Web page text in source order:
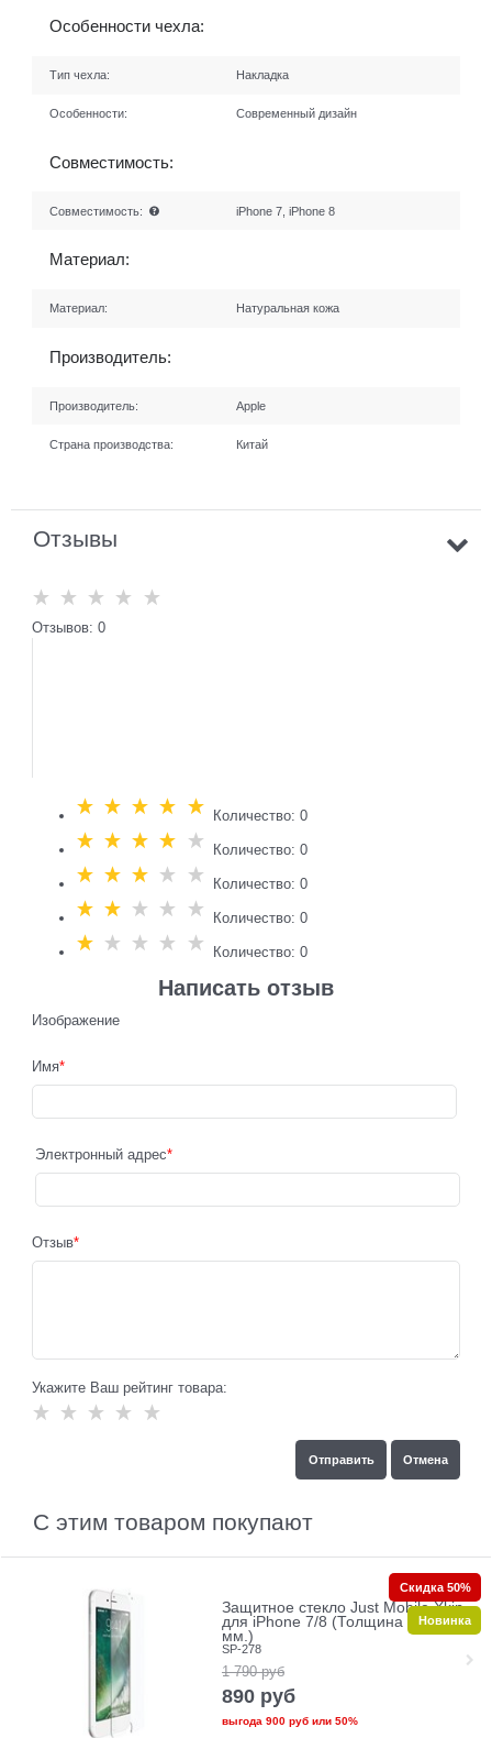
Особенности чехла:
Тип чехла: Накладка
Особенности: Современный дизайн
Совместимость:
Совместимость: iPhone 7, iPhone 8
Материал:
Материал: Натуральная кожа
Производитель:
Производитель: Apple
Страна производства: Китай
Отзывы
Отзывов: 0
Количество: 0
Количество: 0
Количество: 0
Количество: 0
Количество: 0
Написать отзыв
Изображение
Имя
Электронный адрес
Отзыв
Укажите Ваш рейтинг товара:
С этим товаром покупают
Защитное стекло Just Mobile Xkin
для iPhone 7/8 (Толщина 0.33
мм.)
SP-278
1 790 руб
890 руб
выгода 900 рубили 50%
Скидка 50%
Новинка